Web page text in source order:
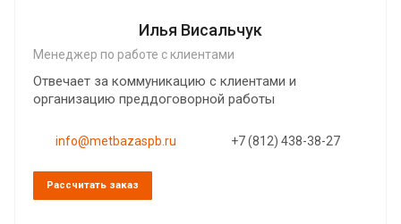
Илья Висальчук
Менеджер по работе с клиентами
Отвечает за коммуникацию с клиентами и
организацию преддоговорной работы
info@metbazaspb.ru +7 (812) 438-38-27
Рассчитать заказ